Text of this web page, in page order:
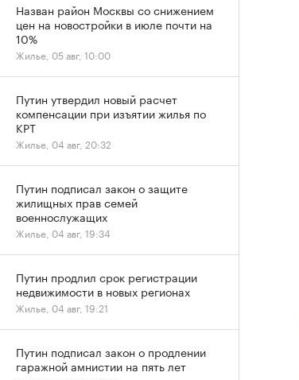
Назван район Москвы со снижением
цен на новостройки в июле почти на
10%
Жилье, 05 авг, 10:00
Путин утвердил новый расчет
компенсации при изъятии жилья по
КРТ
Жилье, 04 авг, 20:32
Путин подписал закон о защите
жилищных прав семей
военнослужащих
Жилье, 04 авг, 19:34
Путин продлил срок регистрации
недвижимости в новых регионах
Жилье, 04 авг, 19:21
Путин подписал закон о продлении
гаражной амнистии на пять лет